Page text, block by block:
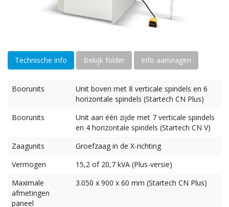
Technische info Bekijk folder Info aanvragen
Boorunits
Unit boven met 8 verticale spindels en 6
horizontale spindels (Startech CN Plus)
Boorunits
Unit aan één zijde met 7 verticale spindels
en 4 horizontale spindels (Startech CN V)
Zaagunits
Groefzaag in de X-richting
Vermogen
15,2 of 20,7 kVA (Plus-versie)
Maximale
afmetingen
paneel
3.050 x 900 x 60 mm (Startech CN Plus)